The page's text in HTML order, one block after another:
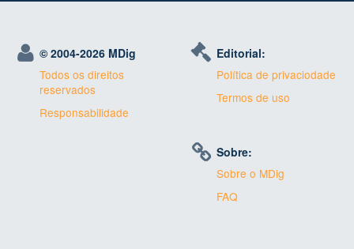
© 2004-2026 MDig
Todos os direitos
reservados
Responsabilidade
Editorial:
Política de privaciodade
Termos de uso
Sobre:
Sobre o MDig
FAQ